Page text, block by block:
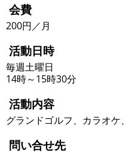
会費
200円／月
活動日時
毎週土曜日
14時～15時30分
活動内容
グランドゴルフ、カラオケ
問い合せ先